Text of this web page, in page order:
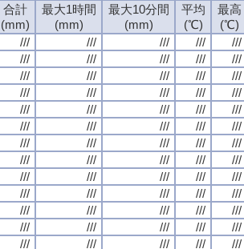
合計
(mm)
最大1時間
(mm)
最大10分間
(mm)
平均
(℃)
最高
(℃)
/// /// /// /// ///
/// /// /// /// ///
/// /// /// /// ///
/// /// /// /// ///
/// /// /// /// ///
/// /// /// /// ///
/// /// /// /// ///
/// /// /// /// ///
/// /// /// /// ///
/// /// /// /// ///
/// /// /// /// ///
/// /// /// /// ///
/// /// /// /// ///